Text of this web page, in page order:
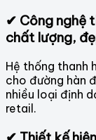
✔ Công nghệ
chất lượng,
Hệ thống thanh
cho đường hàn
nhiều loại định
retail.